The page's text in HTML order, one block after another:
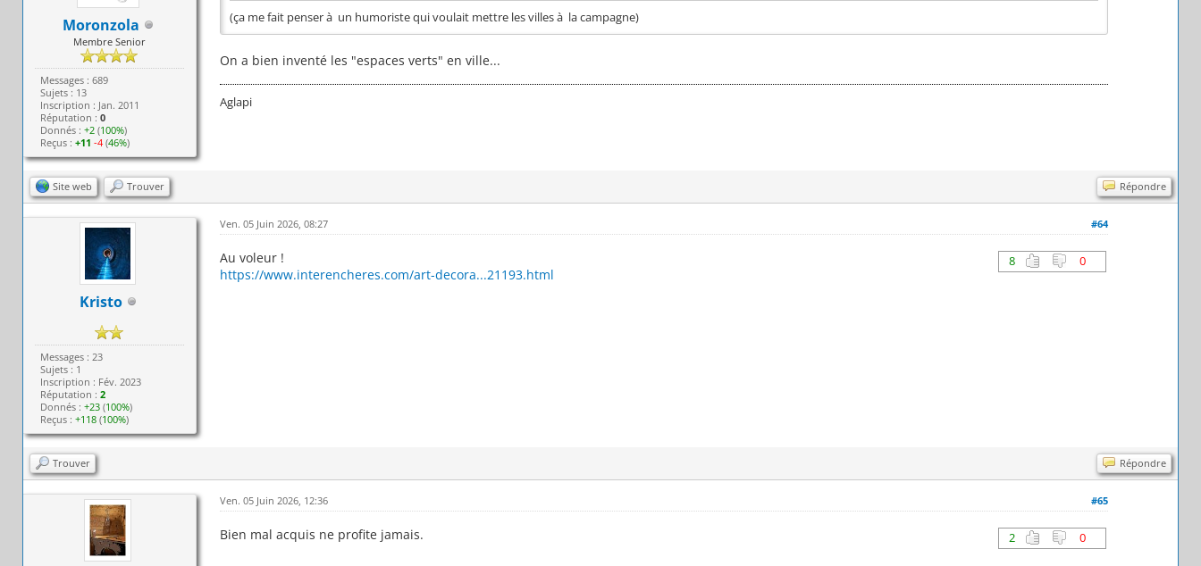
Moronzola
Membre Senior
Messages : 689
Sujets : 13
Inscription : Jan. 2011
Réputation : 0
Donnés : +2(100%)
Reçus : +11 -4(46%)
(ça me fait penser à un humoriste qui voulait mettre les villes à la campagne)
On a bien inventé les "espaces verts" en ville...
Aglapi
Site web Trouver Répondre
Kristo
Messages : 23
Sujets : 1
Inscription : Fév. 2023
Réputation : 2
Donnés : +23(100%)
Reçus : +118(100%)
#64
Ven. 05 Juin 2026, 08:27
8 0
Au voleur !
https://www.interencheres.com/art-decora...21193.html
Trouver Répondre
#65
Ven. 05 Juin 2026, 12:36
2 0
Bien mal acquis ne profite jamais.